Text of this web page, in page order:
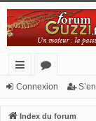
cc
ès
or
u
Connexion
Index du forum